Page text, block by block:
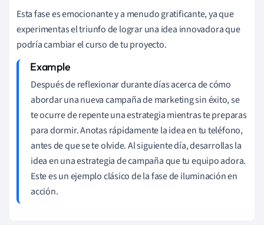
Esta fase es emocionante y a menudo gratificante, ya que
experimentas el triunfo de lograr una idea innovadora que
podría cambiar el curso de tu proyecto.
Después de reflexionar durante días acerca de cómo
abordar una nueva campaña de marketing sin éxito, se
te ocurre de repente una estrategia mientras te preparas
para dormir. Anotas rápidamente la idea en tu teléfono,
antes de que se te olvide. Al siguiente día, desarrollas la
idea en una estrategia de campaña que tu equipo adora.
Este es un ejemplo clásico de la fase de iluminación en
acción.